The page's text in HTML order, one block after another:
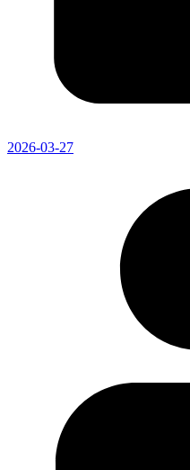
2026-03-27